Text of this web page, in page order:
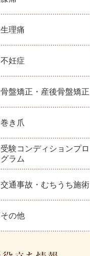
生理痛
不妊症
骨盤矯正・産後骨盤矯正
巻き爪
受験コンディションプロ
グラム
交通事故・むちうち施術
その他